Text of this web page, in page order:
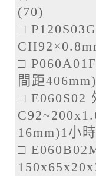
(70)
□
□
間距
□ E060S02
16mm)1小
□